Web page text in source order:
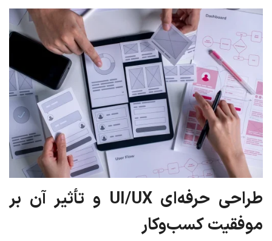
طراحی حرفه‌ای UI/UX و تأثیر آن بر
موفقیت کسب‌وکار